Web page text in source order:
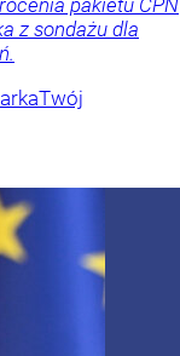
z sondażu dla
Twój